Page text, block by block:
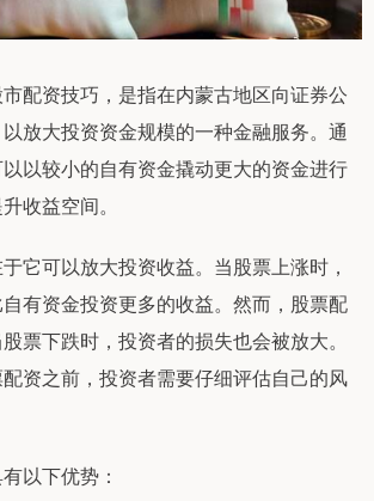
配资技巧，是指在内蒙古地区向证券公
放大投资资金规模的一种金融服务。通
以较小的自有资金撬动更大的资金进行
收益空间。
它可以放大投资收益。当股票上涨时，
有资金投资更多的收益。然而，股票配
票下跌时，投资者的损失也会被放大。
资之前，投资者需要仔细评估自己的风
以下优势：